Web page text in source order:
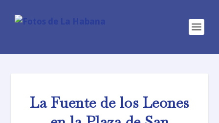
La Fuente de los Leones